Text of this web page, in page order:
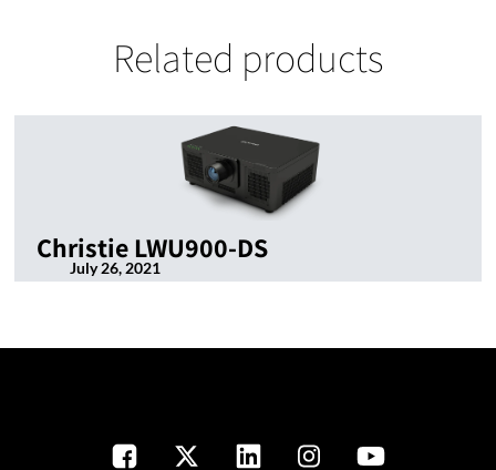
Related products
Christie LWU900-DS
July 26, 2021